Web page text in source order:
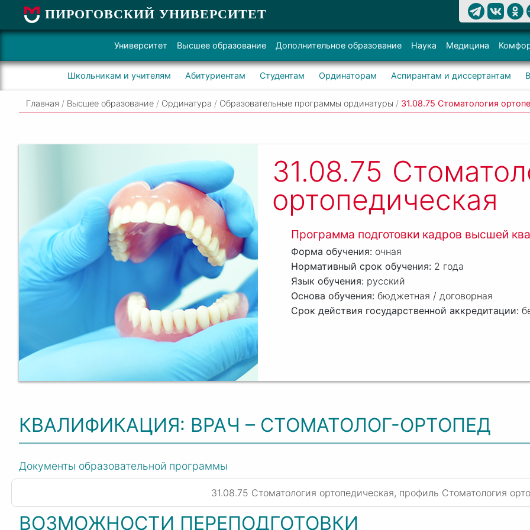
ПИРОГОВСКИЙ УНИВЕРСИТЕТ
Университет Высшее образование Дополнительное образование Наука Медицина
Школьникам и учителям Абитуриентам Студентам Ординаторам Аспирантам и диссертантам
Главная / Высшее образование / Ординатура / Образовательные программы ординатуры / 31.08.75 Стоматология
31.08.75
ортопедическая
Программа подготовки кадров высшей
очная
2 года
русский
бюджетная / договорная
КВАЛИФИКАЦИЯ: ВРАЧ – СТОМАТОЛОГ-ОРТОПЕД
Документы образовательной программы
31.08.75 Стоматология ортопедическая, профиль Стоматология
ВОЗМОЖНОСТИ ПЕРЕПОДГОТОВКИ